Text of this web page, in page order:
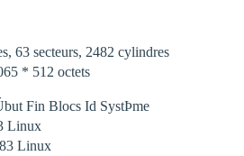
63 secteurs, 2482 cylindres
* 512 octets
Fin Blocs Id SystÞme
Linux
Linux